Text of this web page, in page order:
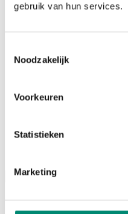
gebruik van hun services.
Noodzakelijk
Voorkeuren
Statistieken
Marketing
Menu